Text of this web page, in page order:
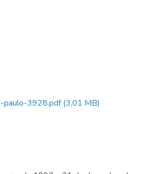
paulo-3928.pdf(3,01 MB)